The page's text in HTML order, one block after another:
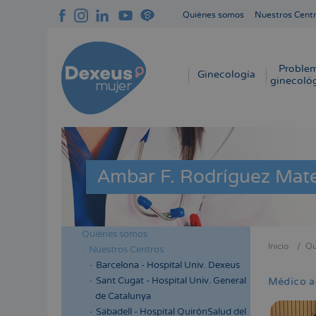
Quiénes somos Nuestros
Navegación
Ginecología
Ambar F. Rodríguez
Menú
lateral
cabecera
Quiénes somos
Nuestros Centros
Barcelona - Hospital Univ. Dexeus
Sant Cugat - Hospital Univ. General
de Catalunya
Sabadell - Hospital QuirónSalud del
ayuda
Inicio
Médico